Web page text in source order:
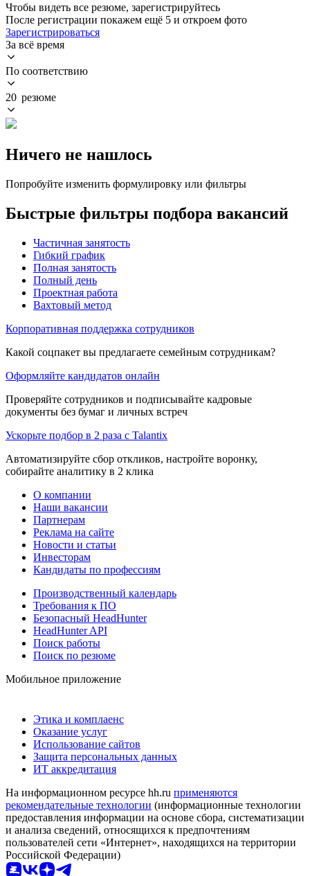
Чтобы видеть все резюме, зарегистрируйтесь
После регистрации покажем ещё 5 и откроем фото
Зарегистрироваться
За всё время
По соответствию
20 резюме
Ничего не нашлось
Попробуйте изменить формулировку или фильтры
Быстрые фильтры подбора вакансий
Частичная занятость
Гибкий график
Полная занятость
Полный день
Проектная работа
Вахтовый метод
Корпоративная поддержка сотрудников
Какой соцпакет вы предлагаете семейным сотрудникам?
Оформляйте кандидатов онлайн
Проверяйте сотрудников и подписывайте кадровые
документы без бумаг и личных встреч
Ускорьте подбор в 2 раза с Talantix
Автоматизируйте сбор откликов, настройте воронку,
собирайте аналитику в 2 клика
О компании
Наши вакансии
Партнерам
Реклама на сайте
Новости и статьи
Инвесторам
Кандидаты по профессиям
Производственный календарь
Требования к ПО
Безопасный HeadHunter
HeadHunter API
Поиск работы
Поиск по резюме
Мобильное приложение
Этика и комплаенс
Оказание услуг
Использование сайтов
Защита персональных данных
ИТ аккредитация
На информационном ресурсе hh.ru применяются
рекомендательные технологии (информационные технологии
предоставления информации на основе сбора, систематизации
и анализа сведений, относящихся к предпочтениям
пользователей сети «Интернет», находящихся на территории
Российской Федерации)